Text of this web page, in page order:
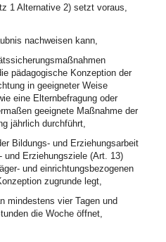
1 Alternative 2) setzt voraus,
nachweisen kann,
pädagogische Konzeption der
in geeigneter Weise
eine Elternbefragung oder
geeignete Maßnahme der
jährlich durchführt,
Bildungs- und Erziehungsarbeit
und Erziehungsziele (Art. 13)
und einrichtungsbezogenen
zugrunde legt,
mindestens vier Tagen und
die Woche öffnet,